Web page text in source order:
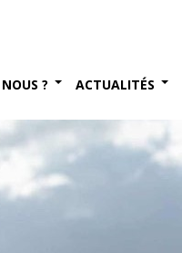
? ACTUALITÉS